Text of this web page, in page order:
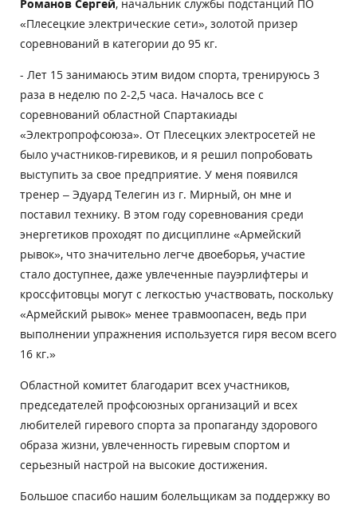
Романов Сергей, начальник службы подстанций ПО
«Плесецкие электрические сети», золотой призер
соревнований в категории до 95 кг.
- Лет 15 занимаюсь этим видом спорта, тренируюсь 3
раза в неделю по 2-2,5 часа. Началось все с
соревнований областной Спартакиады
«Электропрофсоюза». От Плесецких электросетей не
было участников-гиревиков, и я решил попробовать
выступить за свое предприятие. У меня появился
тренер – Эдуард Телегин из г. Мирный, он мне и
поставил технику. В этом году соревнования среди
энергетиков проходят по дисциплине «Армейский
рывок», что значительно легче двоеборья, участие
стало доступнее, даже увлеченные пауэрлифтеры и
кроссфитовцы могут с легкостью участвовать, поскольку
«Армейский рывок» менее травмоопасен, ведь при
выполнении упражнения используется гиря весом всего
16 кг.»
Областной комитет благодарит всех участников,
председателей профсоюзных организаций и всех
любителей гиревого спорта за пропаганду здорового
образа жизни, увлеченность гиревым спортом и
серьезный настрой на высокие достижения.
Большое спасибо нашим болельщикам за поддержку во